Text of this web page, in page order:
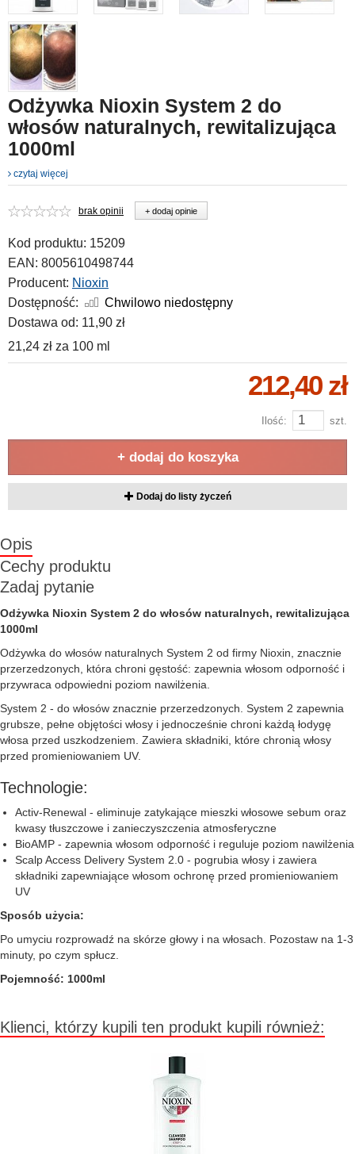
Odżywka Nioxin System 2 do
włosów naturalnych, rewitalizująca
1000ml
czytaj więcej
brak opinii + dodaj opinie
Kod produktu: 15209
EAN: 8005610498744
Producent: Nioxin
Dostępność:
Chwilowo niedostępny
Dostawa od: 11,90 zł
21,24 zł za 100 ml
212,40 zł
Ilość: szt.
+ dodaj do koszyka
Dodaj do listy życzeń
Opis
Cechy produktu
Zadaj pytanie
Odżywka Nioxin System 2 do włosów naturalnych, rewitalizująca
1000ml
Odżywka do włosów naturalnych System 2 od firmy Nioxin, znacznie
przerzedzonych, która chroni gęstość: zapewnia włosom odporność i
przywraca odpowiedni poziom nawilżenia.
System 2 - do włosów znacznie przerzedzonych. System 2 zapewnia
grubsze, pełne objętości włosy i jednocześnie chroni każdą łodygę
włosa przed uszkodzeniem. Zawiera składniki, które chronią włosy
przed promieniowaniem UV.
Technologie:
Activ-Renewal - eliminuje zatykające mieszki włosowe sebum oraz
kwasy tłuszczowe i zanieczyszczenia atmosferyczne
BioAMP - zapewnia włosom odporność i reguluje poziom nawilżenia
Scalp Access Delivery System 2.0 - pogrubia włosy i zawiera
składniki zapewniające włosom ochronę przed promieniowaniem
UV
Sposób użycia:
Po umyciu rozprowadź na skórze głowy i na włosach. Pozostaw na 1-3
minuty, po czym spłucz.
Pojemność: 1000ml
Klienci, którzy kupili ten produkt kupili również: